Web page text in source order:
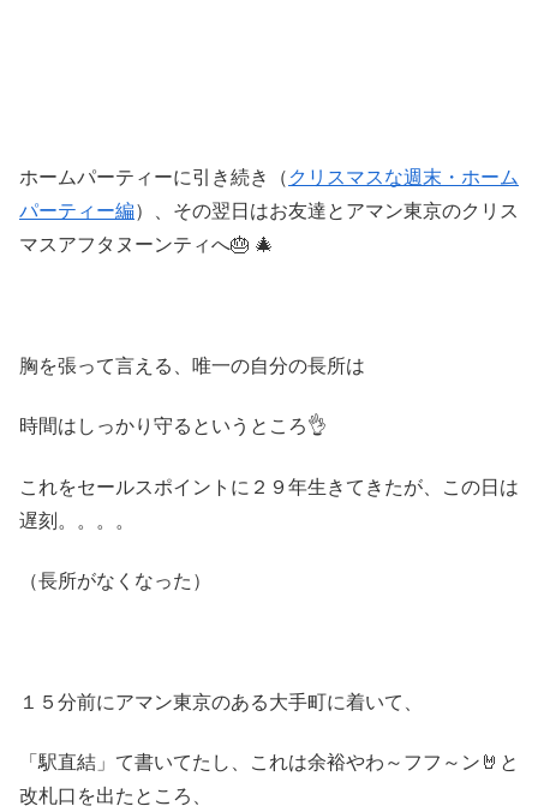
ホームパーティーに引き続き（ クリスマスな週末・ホーム
パーティー編）、その翌日はお友達とアマン東京のクリス
マスアフタヌーンティへ🎂 🎄
胸を張って言える、唯一の自分の長所は
時間はしっかり守るというところ👌
これをセールスポイントに２９年生きてきたが、この日は
遅刻。。。。
（長所がなくなった）
１５分前にアマン東京のある大手町に着いて、
「駅直結」て書いてたし、これは余裕やわ～フフ～ン🤘と
改札口を出たところ、